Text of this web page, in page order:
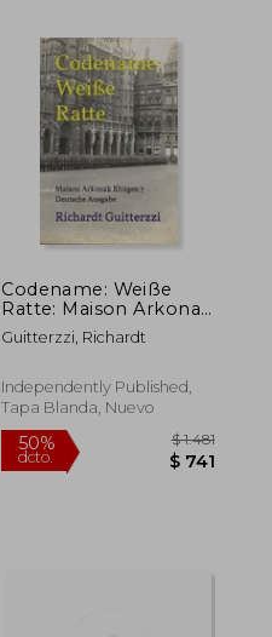
$ 2.010
$ 1.005
50%
Codename: Weiße
Ratte: Maison Arkonak
Rügen 7 Deutsche
Ausgabe (en Alemán)
Guitterzzi, Richardt
Independently Published,
Tapa Blanda, Nuevo